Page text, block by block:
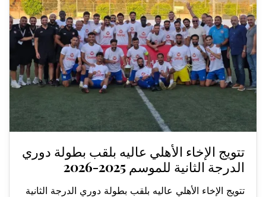
تتويج الإخاء الأهلي عاليه بلقب بطولة دوري
الدرجة الثانية للموسم 2025-2026
تتويج الإخاء الأهلي عاليه بلقب بطولة دوري الدرجة الثانية